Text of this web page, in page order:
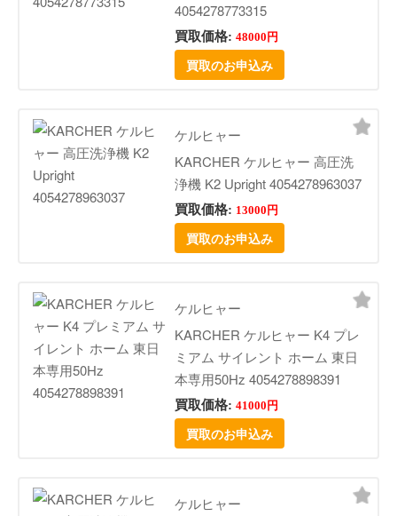
4054278773315
買取価格: 48000円
買取のお申込み
ケルヒャー
KARCHER ケルヒャー 高圧洗
浄機 K2 Upright 4054278963037
買取価格: 13000円
買取のお申込み
ケルヒャー
KARCHER ケルヒャー K4 プレ
ミアム サイレント ホーム 東日
本専用50Hz 4054278898391
買取価格: 41000円
買取のお申込み
ケルヒャー